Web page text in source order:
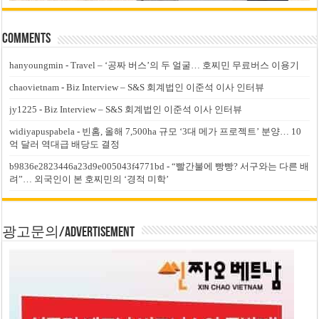
Comments
hanyoungmin -Travel – ‘공짜 버스’의 두 얼굴… 호찌민 무료버스 이용기
chaovietnam -Biz Interview – S&S 회계법인 이준석 이사 인터뷰
jy1225 -Biz Interview – S&S 회계법인 이준석 이사 인터뷰
widiyapuspabela - 빈홈, 올해 7,500ha 규모 ‘3대 메가 프로젝트’ 분양… 10
억 달러 역대급 배당도 결정
b9836e2823446a23d9e005043f4771bd -“빨간불에 빵빵? 서구와는 다른 배
려”… 외국인이 본 호찌민의 ‘경적 미학’
광고문의/Advertisement